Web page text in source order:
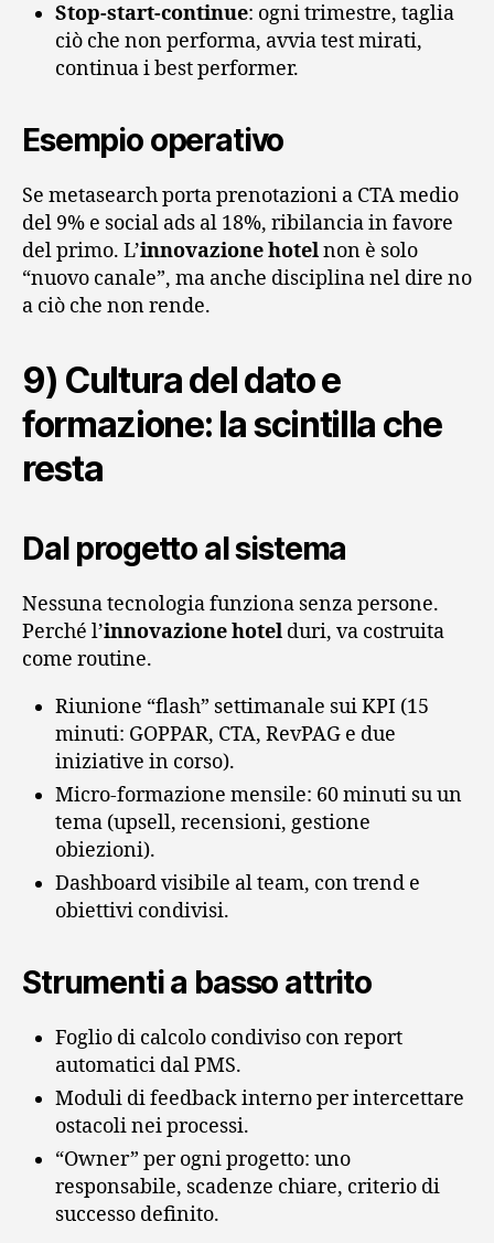
Stop‑start‑continue: ogni trimestre, taglia
ciò che non performa, avvia test mirati,
continua i best performer.
Esempio operativo
Se metasearch porta prenotazioni a CTA medio
del 9% e social ads al 18%, ribilancia in favore
del primo. L’innovazione hotelnon è solo
“nuovo canale”, ma anche disciplina nel dire no
a ciò che non rende.
9) Cultura del dato e
formazione: la scintilla che
resta
Dal progetto al sistema
Nessuna tecnologia funziona senza persone.
Perché l’innovazione hotel duri, va costruita
come routine.
Riunione “flash” settimanale sui KPI (15
minuti: GOPPAR, CTA, RevPAG e due
iniziative in corso).
Micro‑formazione mensile: 60 minuti su un
tema (upsell, recensioni, gestione
obiezioni).
Dashboard visibile al team, con trend e
obiettivi condivisi.
Strumenti a basso attrito
Foglio di calcolo condiviso con report
automatici dal PMS.
Moduli di feedback interno per intercettare
ostacoli nei processi.
“Owner” per ogni progetto: uno
responsabile, scadenze chiare, criterio di
successo definito.